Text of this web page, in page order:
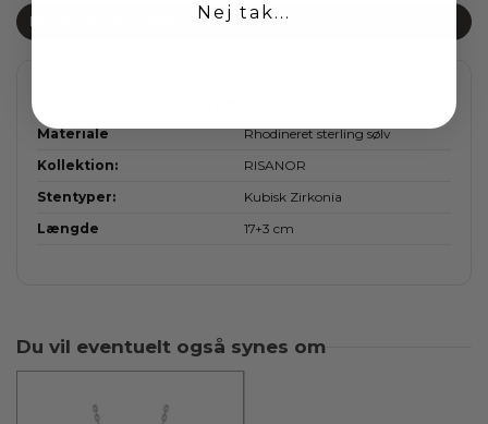
Produktoplysninger
Materiale
Rhodineret sterling sølv
Kollektion:
RISANOR
Stentyper:
Kubisk Zirkonia
Længde
17+3 cm
Du vil eventuelt også synes om
Nej tak...